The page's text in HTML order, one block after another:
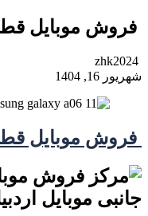
فروش موبایل
zhk2024
شهریور 16, 1404
فروش موبایل